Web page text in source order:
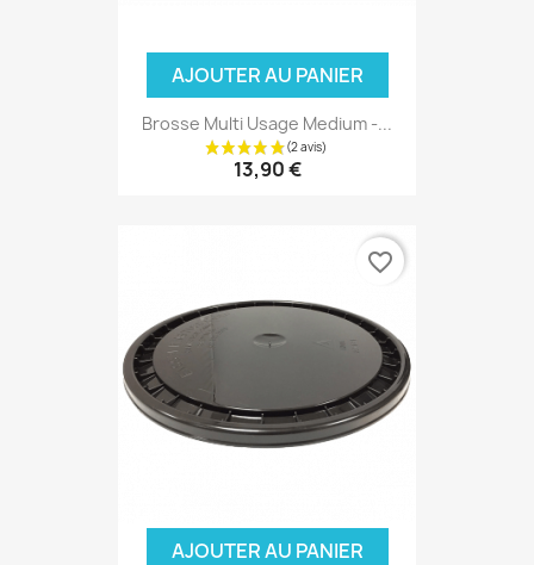
AJOUTER AU PANIER
Brosse Multi Usage Medium -...
13,90 €
AJOUTER AU PANIER
favorite_border